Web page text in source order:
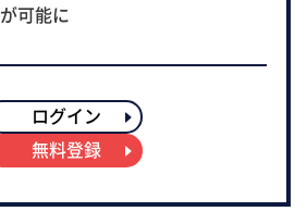
可能に
ログイン
無料登録